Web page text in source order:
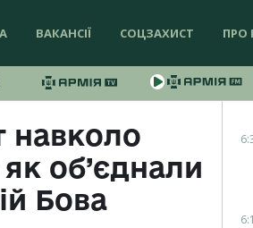
ВАКАНСІЇ СОЦЗАХИСТ ПРО
навколо
об’єднали
Бова